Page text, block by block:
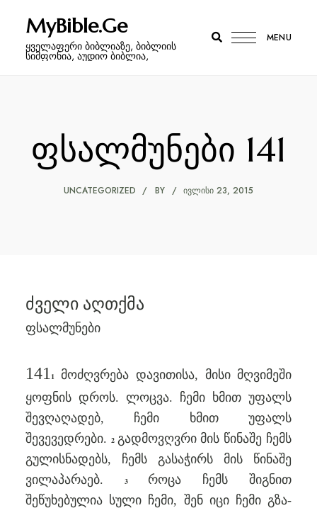
MyBible.Ge
ყველაფერი ბიბლიაზე, ბიბლიის
სიმფონია, აუდიო ბიბლია,
MENU
ფსალმუნები 141
UNCATEGORIZED BY ᲘᲕᲚᲘᲡᲘ 23, 2015
ძველი აღთქმა
ფსალმუნები
141 1
მოძღვრება დავითისა, მისი მღვიმეში
ყოფნის დროს. ლოცვა. ჩემი ხმით უფალს
შევღაღადებ, ჩემი ხმით უფალს
შევევედრები. 2 გადმოვღვრი მის წინაშე ჩემს
გულისნადებს, ჩემს გასაჭირს მის წინაშე
ვილაპარაებ.
3 როცა ჩემს შიგნით
შეწუხებულია სული ჩემი, შენ იცი ჩემი გზა-